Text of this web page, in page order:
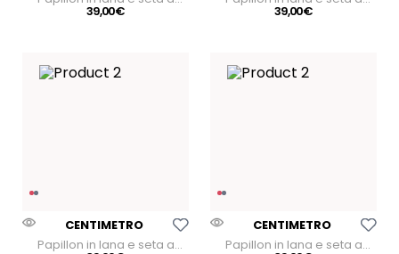
fantasia
39,00€ fantasia
39,00€
CENTIMETRO Aggiungi Alla Lista Dei Desideri
Papillon in lana e seta a
CENTIMETRO Aggiungi Alla Lista
Papillon in lana e seta a